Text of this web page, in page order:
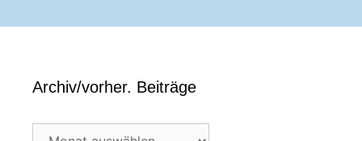
Archiv/vorher. Beiträge
Archiv/vorher.